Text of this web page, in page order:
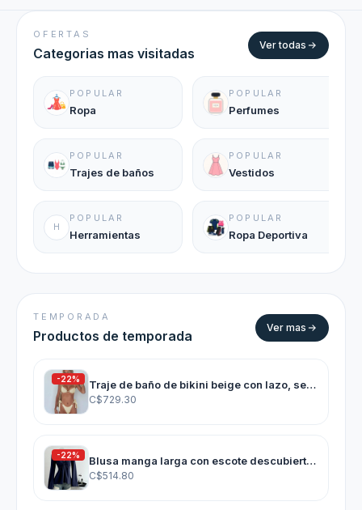
OFERTAS
Categorias mas visitadas
Ver todas
POPULAR
Ropa
POPULAR
Trajes de baños
H
POPULAR
Herramientas
POPULAR
Perfumes
POPULAR
Vestidos
POPULAR
Ropa Deportiva
TEMPORADA
Productos de temporada
Ver mas
-22% Traje de baño de bikini beige con lazo, sexy y casual para mujer
C$729.30
-22% Blusa manga larga con escote descubierto y nudo delantero
C$514.80